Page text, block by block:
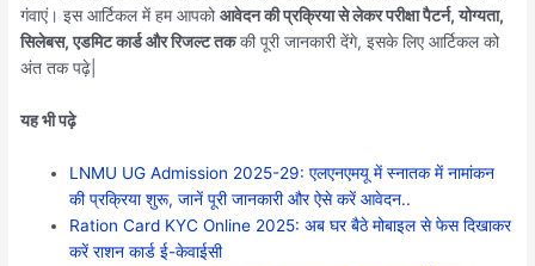
गंवाएं। इस आर्टिकल में हम आपकोआवेदन की प्रक्रिया से लेकर परीक्षा पैटर्न, योग्यता,
सिलेबस, एडमिट कार्ड और रिजल्ट तककी पूरी जानकारी देंगे, इसके लिए आर्टिकल को
अंत तक पढ़े|
यह भी पढ़े
LNMU UG Admission 2025-29: एलएनएमयू में स्नातक में नामांकन
की प्रक्रिया शुरू, जानें पूरी जानकारी और ऐसे करें आवेदन..
Ration Card KYC Online 2025: अब घर बैठे मोबाइल से फेस दिखाकर
करें राशन कार्ड ई-केवाईसी